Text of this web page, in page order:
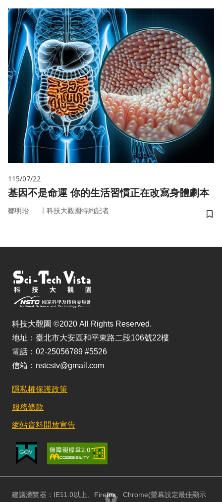
115/07/22
基因不是命運 你的生活習慣正在改寫身體劇本
鄒明珆 ｜ 科技大觀園特約記者
儲
科技大觀園 ©2020 All Rights Reserved.
地址：臺北市大安區和平東路二段106號22樓
電話：02-25056789 #5526
信箱：nstcstv@gmail.com
隱私權保護政策
服務條款
網站資料開放宣告
建議瀏覽器：IE11.0以上、Firefox、Chrome(螢幕設定最佳顯示
回頂部